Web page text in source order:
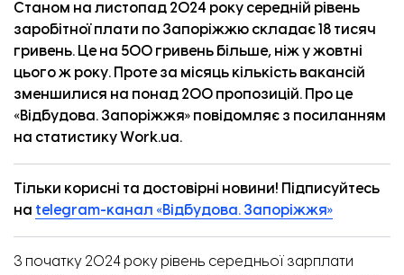
Станом на листопад 2024 року середній рівень
заробітної плати по Запоріжжю складає 18 тисяч
гривень. Це на 500 гривень більше, ніж у жовтні
цього ж року. Проте за місяць кількість вакансій
зменшилися на понад 200 пропозицій. Про це
«Відбудова. Запоріжжя» повідомляє з посиланням
на статистику Work.ua.
Тільки корисні та достовірні новини! Підписуйтесь
на telegram-канал «Відбудова. Запоріжжя»
З початку 2024 року рівень середньої зарплати